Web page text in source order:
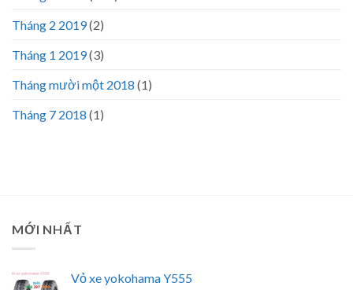
Tháng 2 2019(2)
Tháng 1 2019(3)
Tháng mười một 2018 (1)
Tháng 7 2018 (1)
MỚI NHẤT
Vỏ xe yokohama Y555